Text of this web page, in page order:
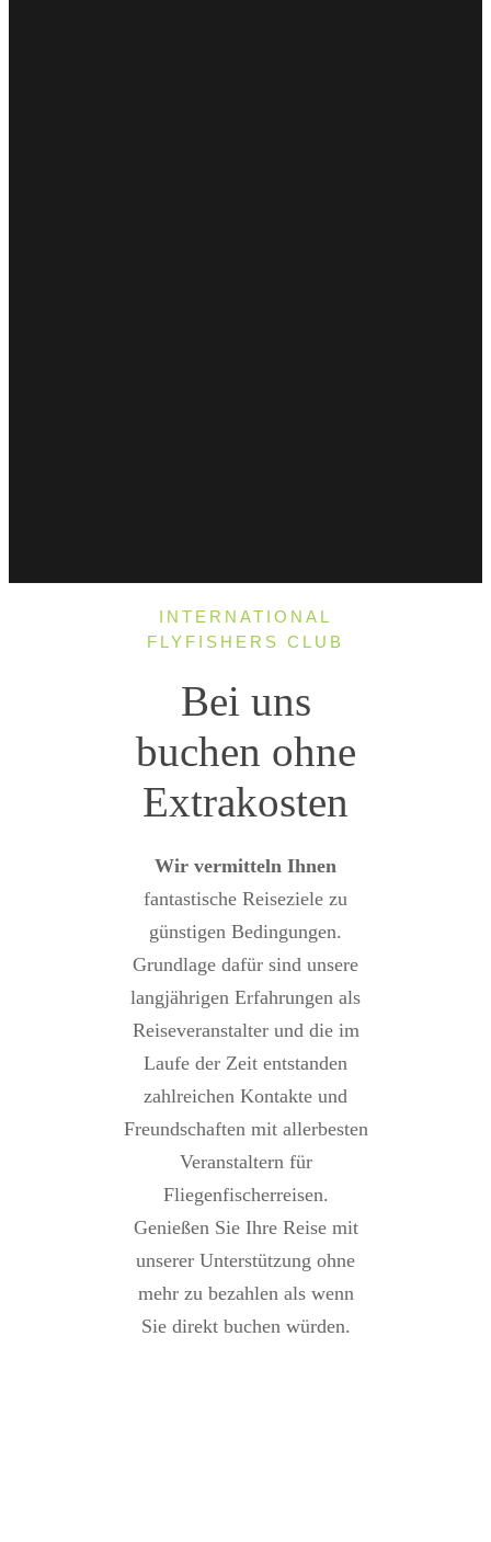
INTERNATIONAL
FLYFISHERS CLUB
Bei uns
buchen ohne
Extrakosten
Wir vermitteln Ihnen
fantastische Reiseziele zu
günstigen Bedingungen.
Grundlage dafür sind unsere
langjährigen Erfahrungen als
Reiseveranstalter und die im
Laufe der Zeit entstanden
zahlreichen Kontakte und
Freundschaften mit allerbesten
Veranstaltern für
Fliegenfischerreisen.
Genießen Sie Ihre Reise mit
unserer Unterstützung ohne
mehr zu bezahlen als wenn
Sie direkt buchen würden.